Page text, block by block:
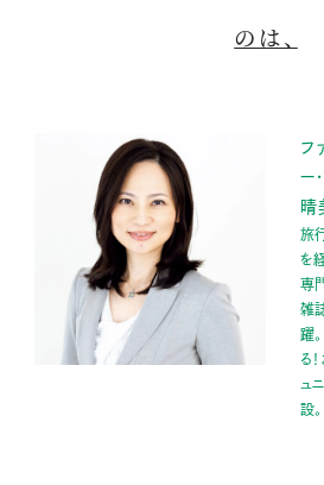
のは、
フ
ー
晴
旅
を
専
雑
躍
る
ュ
設。